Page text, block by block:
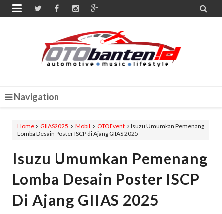
 
Navigation
Home GIIAS2025 Mobil OTOEvent
Isuzu Umumkan Pemenang
Lomba Desain Poster ISCP di Ajang GIIAS 2025
Isuzu Umumkan Pemenang
Lomba Desain Poster ISCP
Di Ajang GIIAS 2025